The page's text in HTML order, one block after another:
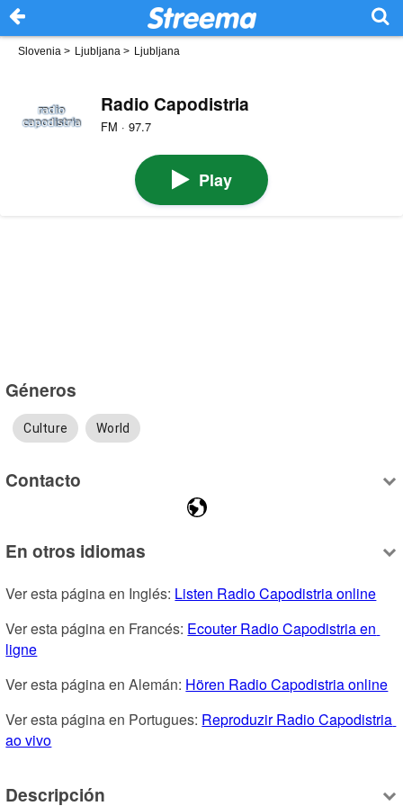
Slovenia > Ljubljana > Ljubljana
Radio Capodistria
FM · 97.7
Play
Géneros
Culture World
Contacto
En otros idiomas
Ver esta página en Inglés: Listen Radio Capodistria online
Ver esta página en Francés: Ecouter Radio Capodistria en
ligne
Ver esta página en Alemán: Hören Radio Capodistria online
Ver esta página en Portugues: Reproduzir Radio Capodistria
ao vivo
Descripción